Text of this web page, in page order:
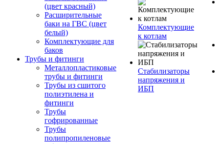
(цвет красный)
Расширительные
баки на ГВС (цвет
белый)
Комплектующие для
баков
Трубы и фитинги
Металлопластиковые
трубы и фитинги
Трубы из сшитого
полиэтилена и
фитинги
Трубы
гофрированные
Трубы
полипропиленовые
Комплектующие
к котлам
Стабилизаторы
напряжения и
ИБП